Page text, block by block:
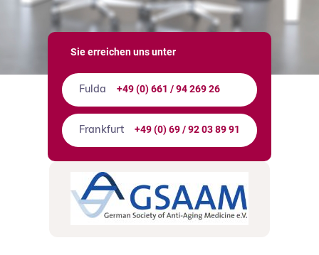
Sie erreichen uns unter
Fulda +49 (0) 661 / 94 269 26
Frankfurt +49 (0) 69 / 92 03 89 91